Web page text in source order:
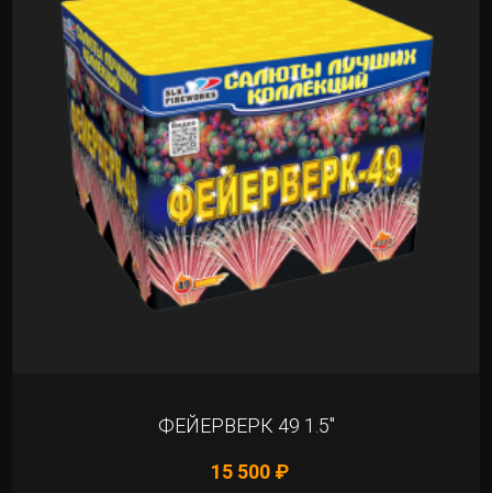
ФЕЙЕРВЕРК 49 1.5"
15 500 ₽